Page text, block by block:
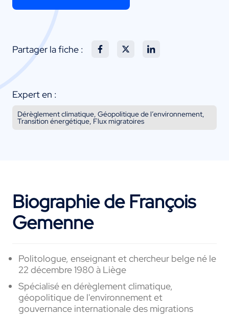
Partager la fiche :
Expert en :
Dérèglement climatique, Géopolitique de l’environnement,
Transition énergétique, Flux migratoires
Biographie de François
Gemenne
Politologue, enseignant et chercheur belge né le
22 décembre 1980 à Liège
Spécialisé en dérèglement climatique,
géopolitique de l'environnement et
gouvernance internationale des migrations